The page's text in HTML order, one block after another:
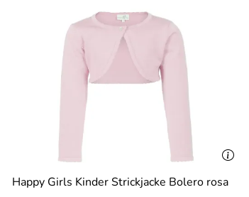
Happy Girls Kinder Strickjacke Bolero rosa